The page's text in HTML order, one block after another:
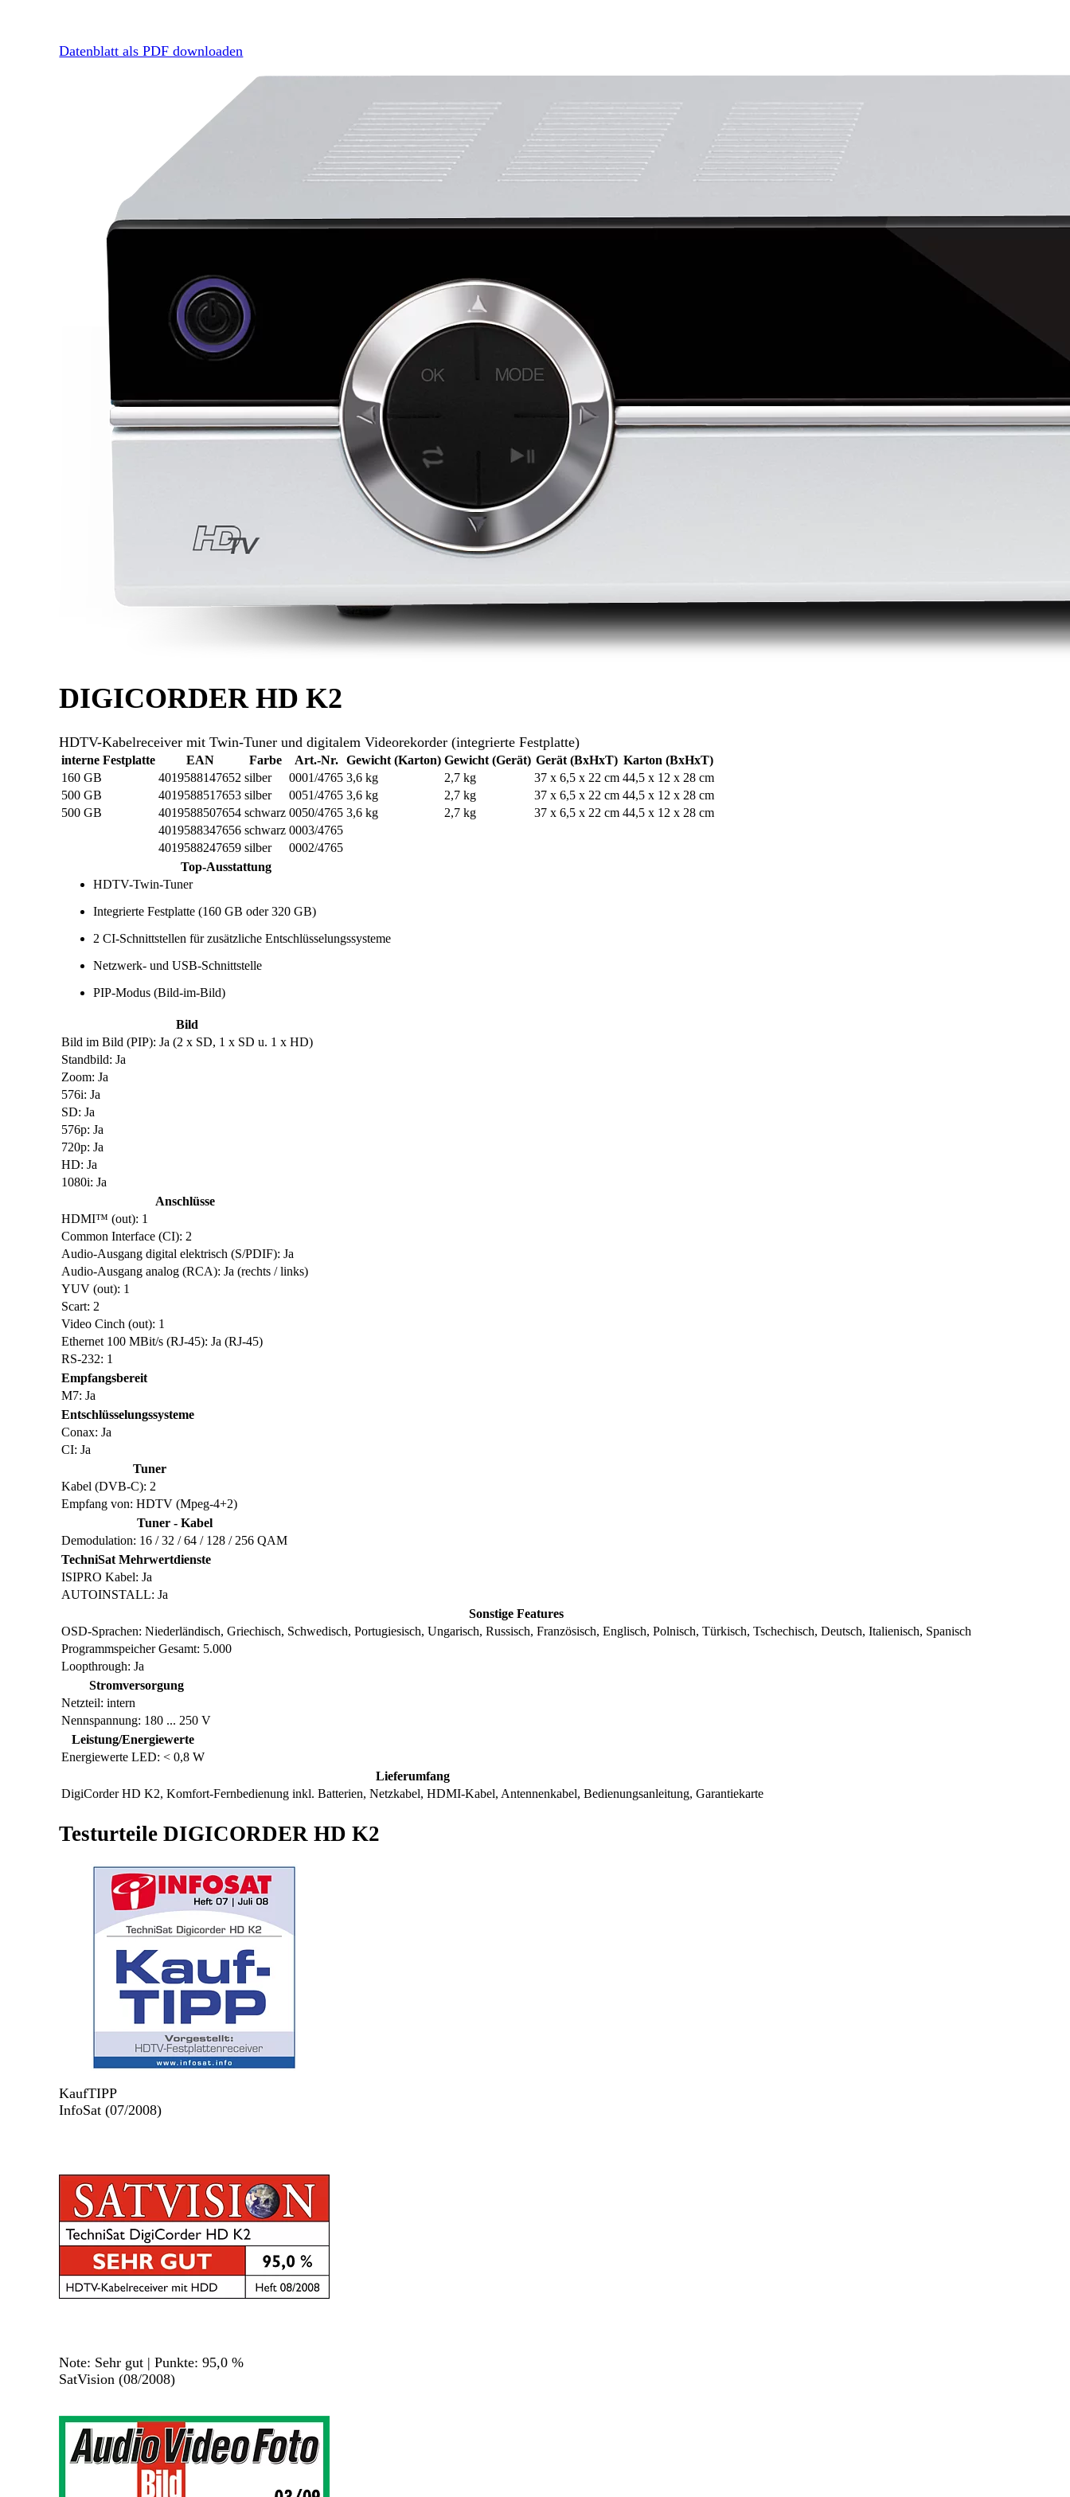
Datenblatt als PDF downloaden
DIGICORDER HD K2
HDTV-Kabelreceiver mit Twin-Tuner und digitalem Videorekorder (integrierte Festplatte)
interne Festplatte EAN Farbe Art.-Nr. Gewicht (Karton) Gewicht (Gerät) Gerät (BxHxT) Karton (BxHxT)
160 GB
4019588147652 silber 0001/4765 3,6 kg 2,7 kg 37 x 6,5 x 22 cm 44,5 x 12 x 28 cm
500 GB
4019588517653 silber 0051/4765 3,6 kg 2,7 kg 37 x 6,5 x 22 cm 44,5 x 12 x 28 cm
500 GB
4019588507654 schwarz 0050/4765 3,6 kg 2,7 kg 37 x 6,5 x 22 cm 44,5 x 12 x 28 cm
4019588347656 schwarz 0003/4765
4019588247659 silber
0002/4765
Top-Ausstattung
HDTV-Twin-Tuner
Integrierte Festplatte (160 GB oder 320 GB)
2 CI-Schnittstellen für zusätzliche Entschlüsselungssysteme
Netzwerk- und USB-Schnittstelle
PIP-Modus (Bild-im-Bild)
Bild
Bild im Bild (PIP): Ja (2 x SD, 1 x SD u. 1 x HD)
Standbild: Ja
Zoom: Ja
576i: Ja
SD: Ja
576p: Ja
720p: Ja
HD: Ja
1080i: Ja
Anschlüsse
HDMI™ (out): 1
Common Interface (CI): 2
Audio-Ausgang digital elektrisch (S/PDIF): Ja
Audio-Ausgang analog (RCA): Ja (rechts / links)
YUV (out): 1
Scart: 2
Video Cinch (out): 1
Ethernet 100 MBit/s (RJ-45): Ja (RJ-45)
RS-232: 1
Empfangsbereit
M7: Ja
Entschlüsselungssysteme
Conax: Ja
CI: Ja
Tuner
Kabel (DVB-C): 2
Empfang von: HDTV (Mpeg-4+2)
Tuner - Kabel
Demodulation: 16 / 32 / 64 / 128 / 256 QAM
TechniSat Mehrwertdienste
ISIPRO Kabel: Ja
AUTOINSTALL: Ja
Sonstige Features
OSD-Sprachen: Niederländisch, Griechisch, Schwedisch, Portugiesisch, Ungarisch, Russisch, Französisch, Englisch, Polnisch, Türkisch, Tschechisch, Deutsch, Italienisch, Spanisch
Programmspeicher Gesamt: 5.000
Loopthrough: Ja
Stromversorgung
Netzteil: intern
Nennspannung: 180 ... 250 V
Leistung/Energiewerte
Energiewerte LED: < 0,8 W
Lieferumfang
DigiCorder HD K2, Komfort-Fernbedienung inkl. Batterien, Netzkabel, HDMI-Kabel, Antennenkabel, Bedienungsanleitung, Garantiekarte
Testurteile DIGICORDER HD K2
KaufTIPP
InfoSat (07/2008)
Note: Sehr gut | Punkte: 95,0 %
SatVision (08/2008)